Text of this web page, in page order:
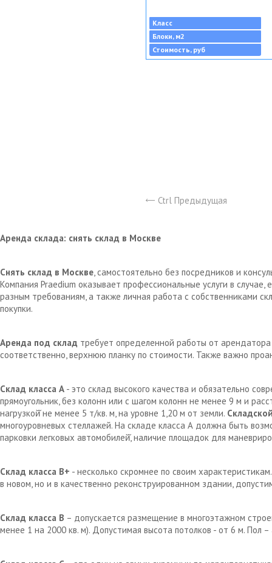
Класс
Блоки, м2
Стоимость, руб
Ctrl Предыдущая
Аренда склада: снять склад в Москве
Снять склад в Москве, самостоятельно без посредников и
Компания Praedium оказывает профессиональные услуги в
разным требованиям, а также личная работа с собственниками
покупки.
Аренда под склад требует определенной работы от
соответственно, верхнюю планку по стоимости. Также важно
Склад класса А - это склад высокого качества и обязательно
прямоугольник, без колонн или с шагом колонн не менее 9 м и
нагрузкой̆ не менее 5 т/кв. м, на уровне 1,20 м от земли.
многоуровневых стеллажей. На складе класса А должна быть
парковки легковых автомобилей̆, наличие площадок для
Склад класса В+ - несколько скромнее по своим
в новом, но и в качественно реконструированном здании,
Склад класса В – допускается размещение в многоэтажном
менее 1 на 2000 кв. м). Допустимая высота потолков - от 6 м. Пол